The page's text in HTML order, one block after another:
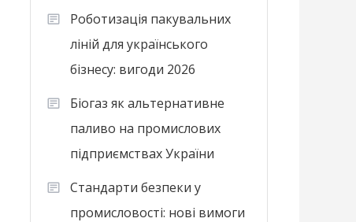
Роботизація пакувальних
ліній для українського
бізнесу: вигоди 2026
Біогаз як альтернативне
паливо на промислових
підприємствах України
Стандарти безпеки у
промисловості: нові вимоги